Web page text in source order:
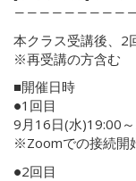
本クラス受講後、2
※再受講の方含む
■開催日時
●1回目
9月16日(水)19:00
※Zoomでの接続開
●2回目